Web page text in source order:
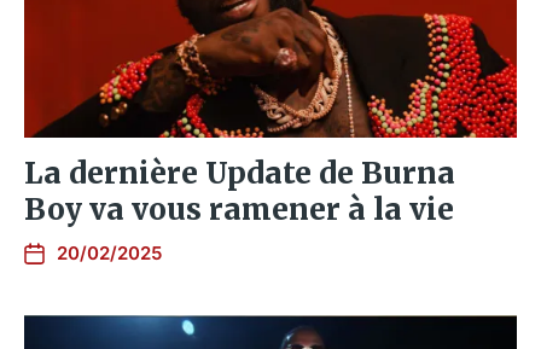
La dernière Update de Burna
Boy va vous ramener à la vie
20/02/2025